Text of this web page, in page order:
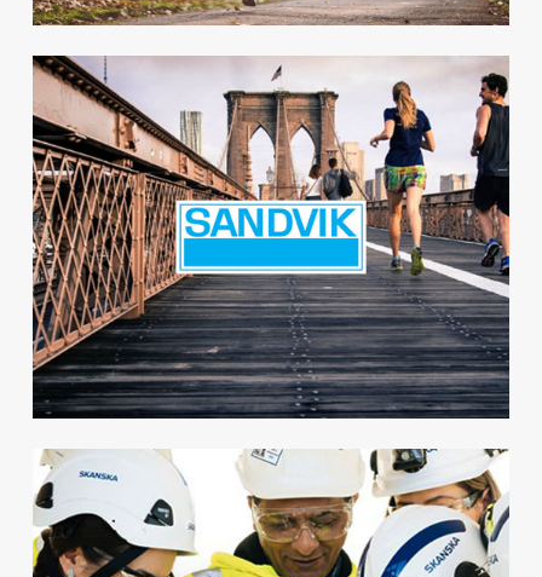
Globalt
Sandvik Rock Tools har gjort
fyra globala aktiviteter med
We+ som enar och sprider
glädje till kollegorna i över 20
länder.
Safety Week